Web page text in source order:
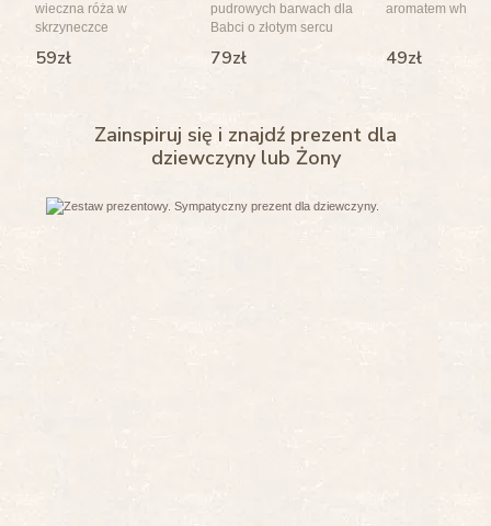
wieczna róża w
skrzyneczce
59zł
pudrowych barwach dla
Babci o złotym sercu
79zł
aromatem whisky
49zł
Zainspiruj się i znajdź prezent dla
dziewczyny lub Żony